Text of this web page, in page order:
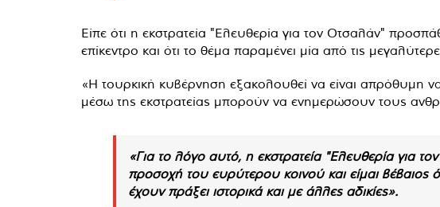
Είπε ότι η εκστρατεία "Ελευθερία για τον Οτσαλάν"
επίκεντρο και ότι το θέμα παραμένει μία από τις
«Η τουρκική κυβέρνηση εξακολουθεί να είναι απρόθυμη
μέσω της εκστρατείας μπορούν να ενημερώσουν τους
«Για το λόγο αυτό, η εκστρατεία "Ελευθερία για
προσοχή του ευρύτερου κοινού και είμαι
έχουν πράξει ιστορικά και με άλλες αδικίες».